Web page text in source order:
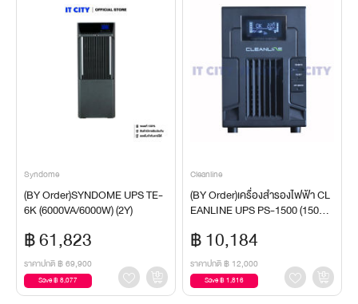
Syndome
(BY Order)SYNDOME UPS TE-
6K (6000VA/6000W) (2Y)
฿ 61,823
ราคาปกติ ฿ 69,900
Save ฿ 8,077
Cleanline
(BY Order)เครื่องสำรองไฟฟ้า CL
EANLINE UPS PS-1500 (1500V
฿ 10,184
ราคาปกติ ฿ 12,000
Save ฿ 1,816